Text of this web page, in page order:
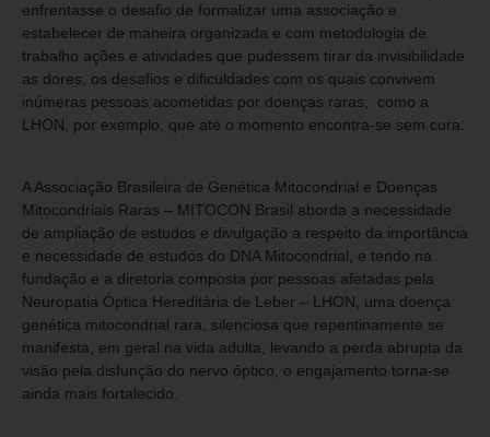
enfrentasse o desafio de formalizar uma associação e
estabelecer de maneira organizada e com metodologia de
trabalho ações e atividades que pudessem tirar da invisibilidade
as dores, os desafios e dificuldades com os quais convivem
inúmeras pessoas acometidas por doenças raras, como a
LHON, por exemplo, que até o momento encontra-se sem cura.
A Associação Brasileira de Genética Mitocondrial e Doenças
Mitocondriais Raras – MITOCON Brasil aborda a necessidade
de ampliação de estudos e divulgação a respeito da importância
e necessidade de estudos do DNA Mitocondrial, e tendo na
fundação e a diretoria composta por pessoas afetadas pela
Neuropatia Óptica Hereditária de Leber – LHON, uma doença
genética mitocondrial rara, silenciosa que repentinamente se
manifesta, em geral na vida adulta, levando a perda abrupta da
visão pela disfunção do nervo óptico, o engajamento torna-se
ainda mais fortalecido.